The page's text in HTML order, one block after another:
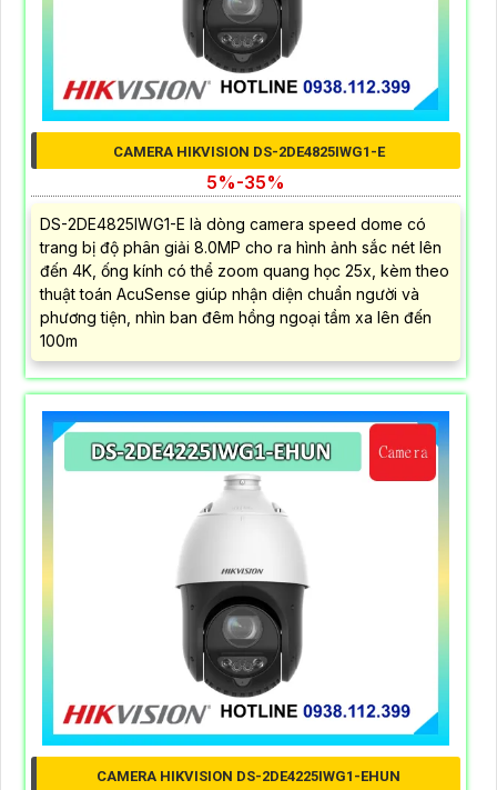
CAMERA HIKVISION DS-2DE4825IWG1-E
5%-35%
DS-2DE4825IWG1-E là dòng camera speed dome có
trang bị độ phân giải 8.0MP cho ra hình ảnh sắc nét lên
đến 4K, ống kính có thể zoom quang học 25x, kèm theo
thuật toán AcuSense giúp nhận diện chuẩn người và
phương tiện, nhìn ban đêm hồng ngoại tầm xa lên đến
100m
CAMERA HIKVISION DS-2DE4225IWG1-EHUN